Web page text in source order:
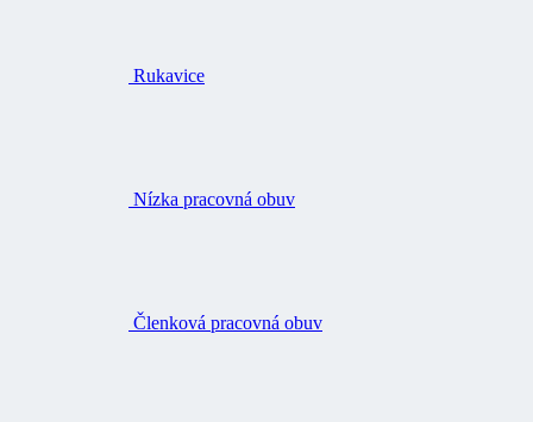
Rukavice
Nízka pracovná obuv
Členková pracovná obuv